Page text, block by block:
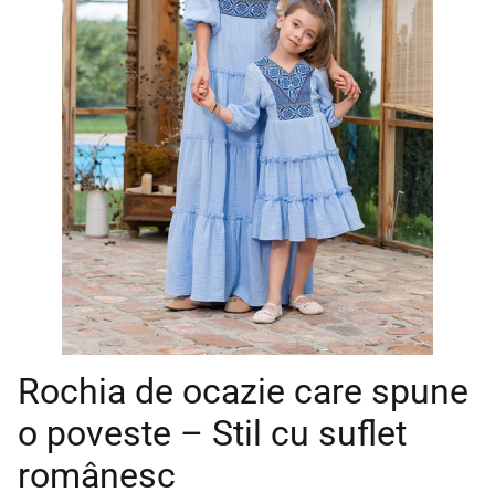
Rochia de ocazie care spune
o poveste – Stil cu suflet
românesc